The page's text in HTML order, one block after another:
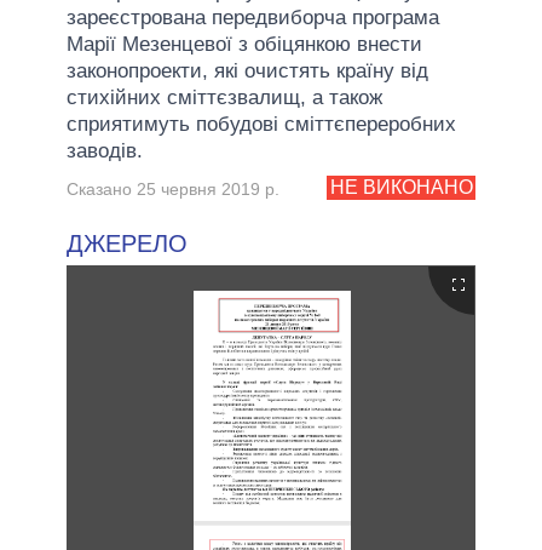
зареєстрована передвиборча програма
Марії Мезенцевої з обіцянкою внести
законопроекти, які очистять країну від
стихійних сміттєзвалищ, а також
сприятимуть побудові сміттєпереробних
заводів.
НЕ ВИКОНАНО
Сказано 25 червня 2019 р.
ДЖЕРЕЛО